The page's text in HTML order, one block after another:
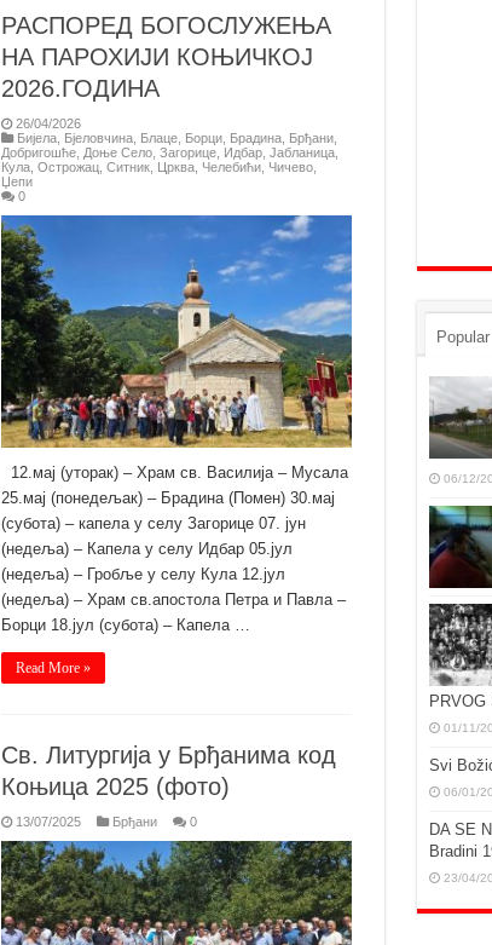
РАСПОРЕД БОГОСЛУЖЕЊА
НА ПАРОХИЈИ КОЊИЧКОЈ
2026.ГОДИНА
26/04/2026
Бијела, Бјеловчина, Блаце, Борци, Брадина, Брђани,
Добригошће, Доње Село, Загорице, Идбар, Јабланицa,
Кула, Острожац, Ситник, Црква, Челебићи, Чичево,
Џепи
0
12.мај (уторак) – Храм св. Василија – Мусала
25.мај (понедељак) – Брадина (Помен) 30.мај
(субота) – капела у селу Загорице 07. јун
(недеља) – Капела у селу Идбар 05.јул
(недеља) – Гробље у селу Кула 12.јул
(недеља) – Храм св.апостола Петра и Павла –
Борци 18.јул (субота) – Капела …
Read More »
Св. Литургија у Брђанима код
Коњица 2025 (фото)
13/07/2025 Брђани 0
Popular
06/12/
PRVOG
01/11/
Svi
06/01/
DA SE
Bradini
23/04/